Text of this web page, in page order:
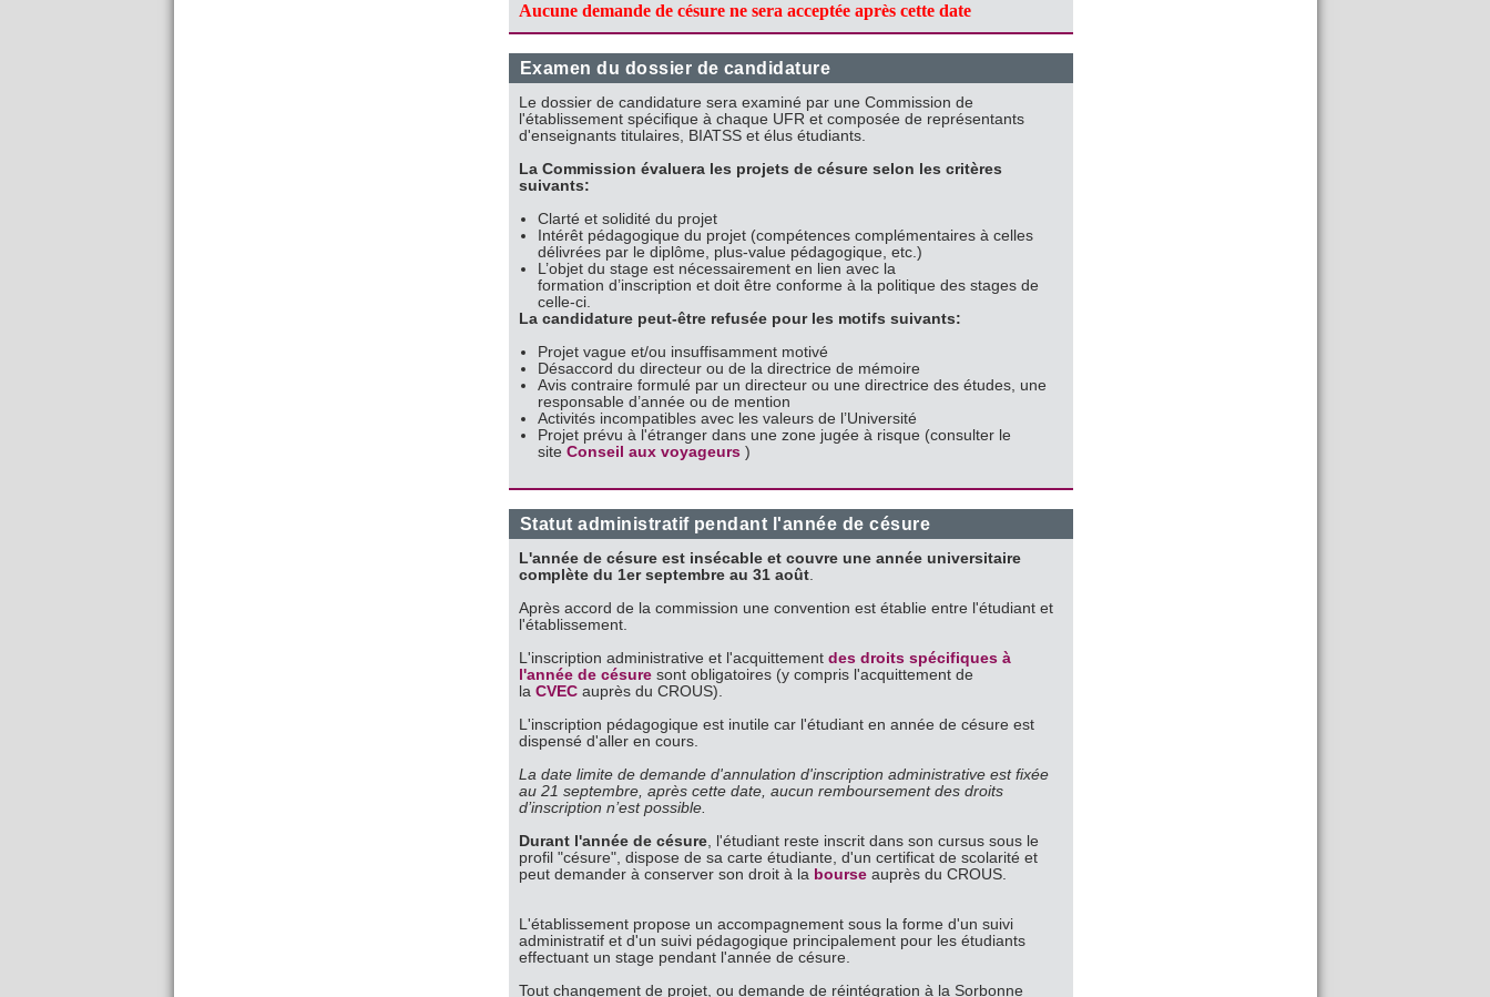
Aucune demande de césure ne sera acceptée après cette date
Examen du dossier de candidature
Le dossier de candidature sera examiné par une Commission de
l'établissement spécifique à chaque UFR et composée de représentants
d'enseignants titulaires, BIATSS et élus étudiants.
La Commission évaluera les projets de césure selon les critères
suivants:
Clarté et solidité du projet
Intérêt pédagogique du projet (compétences complémentaires à celles
délivrées par le diplôme, plus-value pédagogique, etc.)
L’objet du stage est nécessairement en lien avec la
formation d’inscription et doit être conforme à la politique des stages de
celle-ci.
La candidature peut-être refusée pour les motifs suivants:
Projet vague et/ou insuffisamment motivé
Désaccord du directeur ou de la directrice de mémoire
Avis contraire formulé par un directeur ou une directrice des études, une
responsable d’année ou de mention
Activités incompatibles avec les valeurs de l’Université
Projet prévu à l'étranger dans une zone jugée à risque (consulter le
site Conseil aux voyageurs)
Statut administratif pendant l'année de césure
L'année de césure est insécable et couvre une année universitaire
complète du 1er septembre au 31 août.
Après accord de la commission une convention est établie entre l'étudiant et
l'établissement.
L'inscription administrative et l'acquittement des droits spécifiques à
l'année de césuresont obligatoires (y compris l'acquittement de
la CVECauprès du CROUS).
L'inscription pédagogique est inutile car l'étudiant en année de césure est
dispensé d'aller en cours.
La date limite de demande d'annulation d'inscription administrative est fixée
au 21 septembre, après cette date, aucun remboursement des droits
d’inscription n’est possible.
Durant l'année de césure, l'étudiant reste inscrit dans son cursus sous le
profil "césure", dispose de sa carte étudiante, d'un certificat de scolarité et
peut demander à conserver son droit à la bourseauprès du CROUS.
L'établissement propose un accompagnement sous la forme d'un suivi
administratif et d'un suivi pédagogique principalement pour les étudiants
effectuant un stage pendant l'année de césure.
Tout changement de projet, ou demande de réintégration à la Sorbonne